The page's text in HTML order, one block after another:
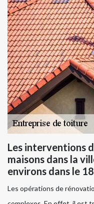
Les interventions
maisons dans la
environs dans le
Les opérations de